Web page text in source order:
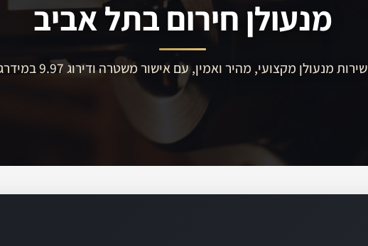
מנעולן חירום בתל אביב
שירות מנעולן מקצועי, מהיר ואמין, עם אישור משטרה ודירוג 9.97 במידרג